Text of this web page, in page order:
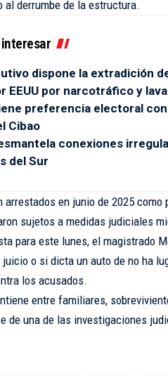
al derrumbe de la estructura.
dispone la extradición
EEUU por narcotráfico y
preferencia electoral
Cibao
conexiones
del Sur
arrestados en junio de 2025
sujetos a medidas judiciales
para este lunes, el magistrado
o si dicta un auto de no ha
los acusados.
entre familiares,
de una de las investigaciones